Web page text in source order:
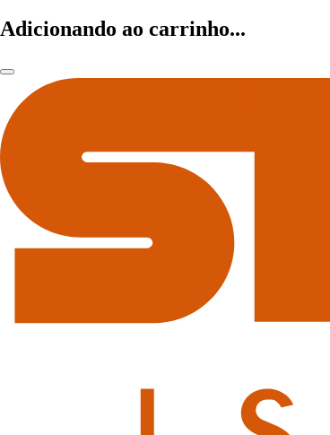
Adicionando ao carrinho...